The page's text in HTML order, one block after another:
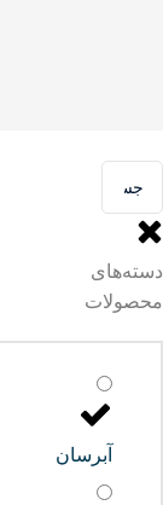
دسته‌های
محصولات
آبرسان